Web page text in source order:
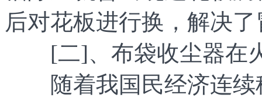
后对花板进行换，解决
[二]、布袋收尘器在
随着我国民经济连续